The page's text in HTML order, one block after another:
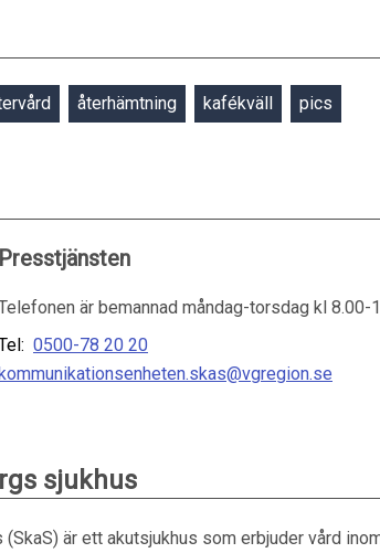
återhämtning kafékväll pics
Presstjänsten
är bemannad måndag-torsdag kl
0500-78 20 20
sjukhus
(SkaS) är ett akutsjukhus som erbjuder vård